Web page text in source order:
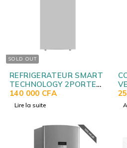
SOLD OUT
REFRIGERATEUR SMART
TECHNOLOGY 2PORTES
160LITRES GRIS
STR178H
140 000 CFA
Lire la suite